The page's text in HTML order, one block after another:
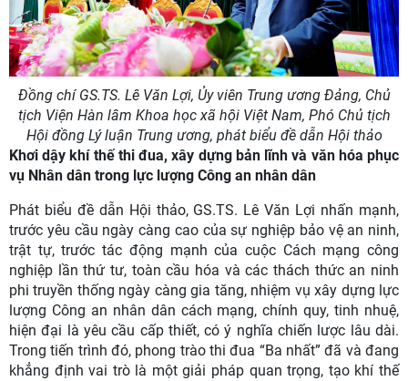
Đồng chí GS.TS. Lê Văn Lợi, Ủy viên Trung ương Đảng, Chủ
tịch Viện Hàn lâm Khoa học xã hội Việt Nam, Phó Chủ tịch
Hội đồng Lý luận Trung ương, phát biểu đề dẫn Hội thảo
Khơi dậy khí thế thi đua, xây dựng bản lĩnh và văn hóa phục
vụ Nhân dân trong lực lượng Công an nhân dân
Phát biểu đề dẫn Hội thảo, GS.TS. Lê Văn Lợi nhấn mạnh,
trước yêu cầu ngày càng cao của sự nghiệp bảo vệ an ninh,
trật tự, trước tác động mạnh của cuộc Cách mạng công
nghiệp lần thứ tư, toàn cầu hóa và các thách thức an ninh
phi truyền thống ngày càng gia tăng, nhiệm vụ xây dựng lực
lượng Công an nhân dân cách mạng, chính quy, tinh nhuệ,
hiện đại là yêu cầu cấp thiết, có ý nghĩa chiến lược lâu dài.
Trong tiến trình đó, phong trào thi đua “Ba nhất” đã và đang
khẳng định vai trò là một giải pháp quan trọng, tạo khí thế